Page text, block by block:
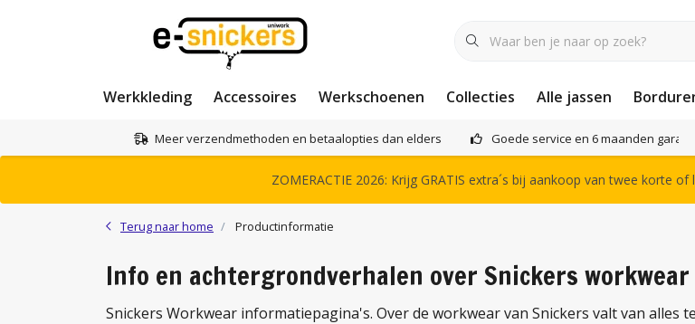
Werkkleding Accessoires Werkschoenen Collecties Alle jassen
Meer verzendmethoden en betaalopties dan elders Goede service en 6 maanden garantie
ZOMERACTIE 2026: Krijg GRATIS extra´s bij aankoop van twee korte
Terug naar home Productinformatie
Info en achtergrondverhalen over Snickers workwear
Snickers Workwear informatiepagina's. Over de workwear van Snickers valt van alles